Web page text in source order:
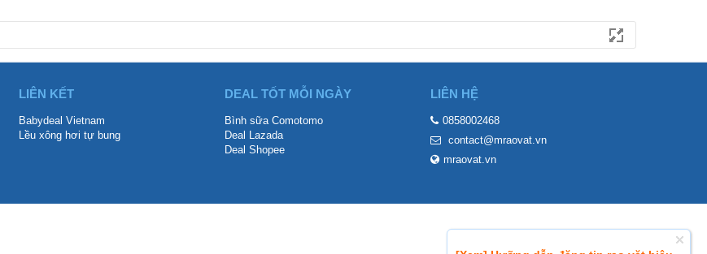
LIÊN KẾT
Babydeal Vietnam
Lều xông hơi tự bung
DEAL TỐT MỖI NGÀY
Bình sữa Comotomo
Deal Lazada
Deal Shopee
LIÊN HỆ
0858002468
contact@mraovat.vn
mraovat.vn